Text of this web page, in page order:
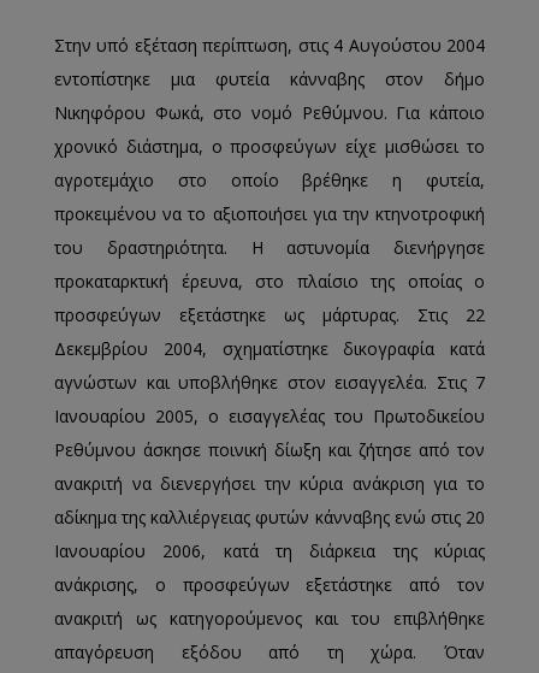
Στην υπό εξέταση περίπτωση, στις 4 Αυγούστου 2004
εντοπίστηκε μια φυτεία κάνναβης στον δήμο
Νικηφόρου Φωκά, στο νομό Ρεθύμνου. Για κάποιο
χρονικό διάστημα, ο προσφεύγων είχε μισθώσει το
αγροτεμάχιο στο οποίο βρέθηκε η φυτεία,
προκειμένου να το αξιοποιήσει για την κτηνοτροφική
του δραστηριότητα. Η αστυνομία διενήργησε
προκαταρκτική έρευνα, στο πλαίσιο της οποίας ο
προσφεύγων εξετάστηκε ως μάρτυρας. Στις 22
Δεκεμβρίου 2004, σχηματίστηκε δικογραφία κατά
αγνώστων και υποβλήθηκε στον εισαγγελέα. Στις 7
Ιανουαρίου 2005, ο εισαγγελέας του Πρωτοδικείου
Ρεθύμνου άσκησε ποινική δίωξη και ζήτησε από τον
ανακριτή να διενεργήσει την κύρια ανάκριση για το
αδίκημα της καλλιέργειας φυτών κάνναβης ενώ στις 20
Ιανουαρίου 2006, κατά τη διάρκεια της κύριας
ανάκρισης, ο προσφεύγων εξετάστηκε από τον
ανακριτή ως κατηγορούμενος και του επιβλήθηκε
απαγόρευση εξόδου από τη χώρα. Όταν